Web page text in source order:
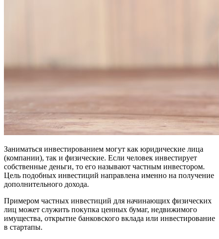
Заниматься инвестированием могут как юридические лица
(компании), так и физические. Если человек инвестирует
собственные деньги, то его называют частным инвестором.
Цель подобных инвестиций направлена именно на получение
дополнительного дохода.
Примером частных инвестиций для начинающих физических
лиц может служить покупка ценных бумаг, недвижимого
имущества, открытие банковского вклада или инвестирование
в стартапы.